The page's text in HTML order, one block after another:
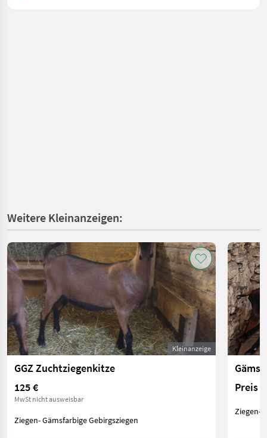
Weitere Kleinanzeigen:
Kleinanzeige
GGZ Zuchtziegenkitze
125 €
MwSt nicht ausweisbar
Ziegen- Gämsfarbige Gebirgsziegen
Preis
Ziegen-